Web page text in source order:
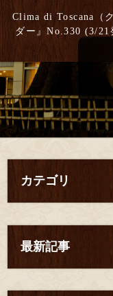
Clima di Toscana（
ダー』No.330 (3/
カテゴリ
最新記事